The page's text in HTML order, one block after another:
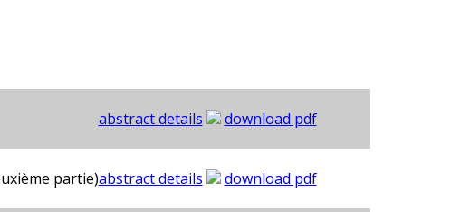
abstract details
download pdf
partie)abstract details
download pdf